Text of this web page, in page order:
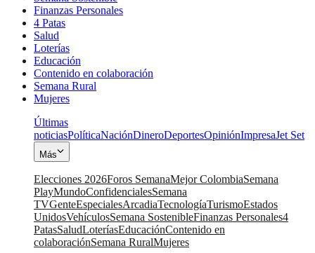
Finanzas Personales
4 Patas
Salud
Loterías
Educación
Contenido en colaboración
Semana Rural
Mujeres
Últimas
noticiasPolíticaNaciónDineroDeportesOpiniónImpresaJet Set
Más
Elecciones 2026Foros SemanaMejor ColombiaSemana
PlayMundoConfidencialesSemana
TVGenteEspecialesArcadiaTecnologíaTurismoEstados
UnidosVehículosSemana SostenibleFinanzas Personales4
PatasSaludLoteríasEducaciónContenido en
colaboraciónSemana RuralMujeres